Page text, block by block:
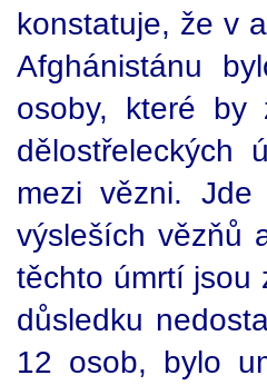
konstatuje, že v
Afghánistánu
osoby, které by
dělostřeleckých
mezi vězni.
výsleších vězňů
těchto úmrtí jsou
důsledku
12 osob, bylo